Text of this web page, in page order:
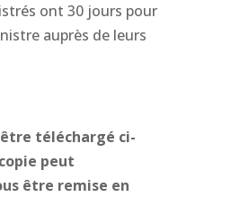
ont 30 jours pour
auprès de leurs
téléchargé ci-
peut
être remise en